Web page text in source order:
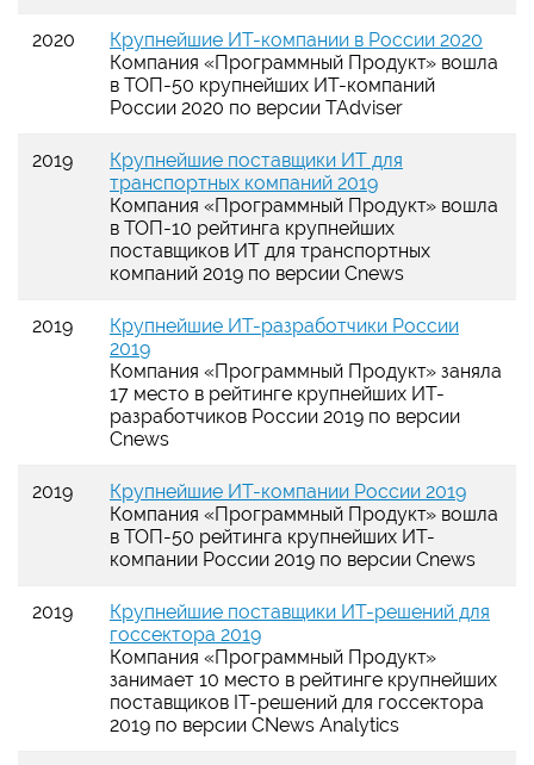
2020
Крупнейшие ИТ-компании в России 2020
Компания «Программный Продукт» вошла
в ТОП-50 крупнейших ИТ-компаний
России 2020 по версии TAdviser
2019
Крупнейшие поставщики ИТ для
транспортных компаний 2019
Компания «Программный Продукт» вошла
в ТОП-10 рейтинга крупнейших
поставщиков ИТ для транспортных
компаний 2019 по версии Cnews
2019
Крупнейшие ИТ-разработчики России
2019
Компания «Программный Продукт» заняла
17 место в рейтинге крупнейших ИТ-
разработчиков России 2019 по версии
Cnews
2019
Крупнейшие ИТ-компании России 2019
Компания «Программный Продукт» вошла
в ТОП-50 рейтинга крупнейших ИТ-
компании России 2019 по версии Cnews
2019
Крупнейшие поставщики ИТ-решений для
госсектора 2019
Компания «Программный Продукт»
занимает 10 место в рейтинге крупнейших
поставщиков IT-решений для госсектора
2019 по версии CNews Analytics